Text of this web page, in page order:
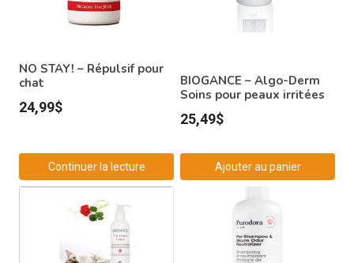
NO STAY! – Répulsif pour
chat
24,99$
Continuer la lecture
BIOGANCE – Algo-Derm
Soins pour peaux irritées
25,49$
Ajouter au panier